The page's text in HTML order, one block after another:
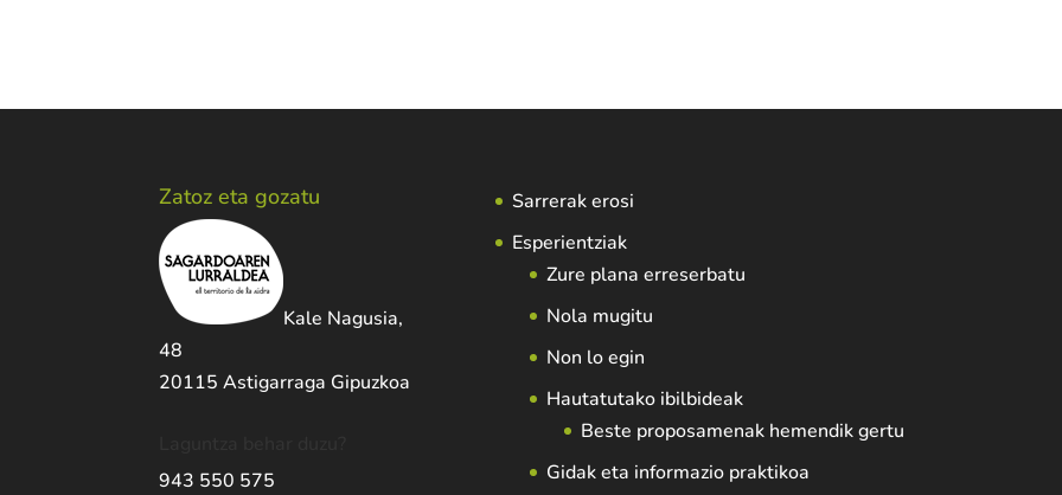
Zatoz eta gozatu
Kale Nagusia,
48
20115 Astigarraga Gipuzkoa
943 550 575
Sarrerak erosi
Esperientziak
Zure plana erreserbatu
Nola mugitu
Non lo egin
Hautatutako ibilbideak
Beste proposamenak hemendik gertu
Gidak eta informazio praktikoa